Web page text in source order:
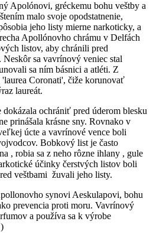
Apolónovi, gréckemu bohu veštby a
malo svoje opodstatnenie,
jeho listy mierne narkoticky, a
Apollónovho chrámu v Delfách
listov, aby chránili pred
sa vavrínový veniec stal
sa ním básnici a atléti. Z
Coronati', čiže korunovať
laureát.
ochrániť pred úderom blesku
prinášala krásne sny. Rovnako v
úcte a vavrínové vence boli
Bobkový list je často
, robia sa z neho rôzne ihlany , gule
účinky čerstvých listov boli
veštbami žuvali jeho listy.
synovi Aeskulapovi, bohu
prevencia proti moru. Vavrínový
a používa sa k výrobe